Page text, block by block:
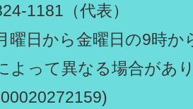
1181（代表）
曜日から金曜日の9時か
よって異なる場合があ